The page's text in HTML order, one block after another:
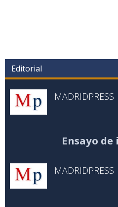
Editorial
MADRIDPRESS
Ensayo
MADRIDPRESS